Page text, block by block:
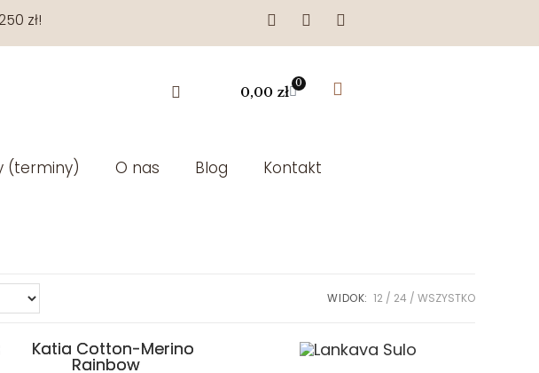
zł!
0,00 zł
0
(terminy) O nas Blog Kontakt
WIDOK: 12 24 WSZYSTKO